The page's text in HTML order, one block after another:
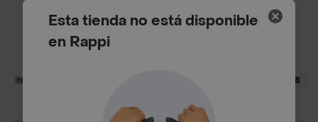
4.8
Esta tienda no está disponible
en Rappi